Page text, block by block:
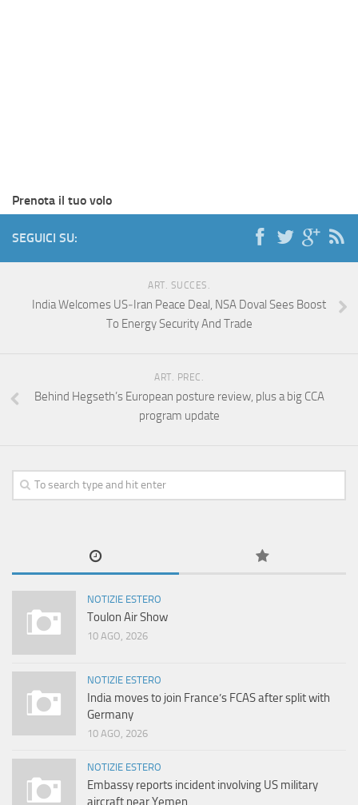
Prenota il tuo volo
SEGUICI SU:
ART. SUCCES.
India Welcomes US‑Iran Peace Deal, NSA Doval Sees Boost
To Energy Security And Trade
ART. PREC.
Behind Hegseth’s European posture review, plus a big CCA
program update
NOTIZIE ESTERO
Toulon Air Show
10 AGO, 2026
NOTIZIE ESTERO
India moves to join France’s FCAS after split with
Germany
10 AGO, 2026
NOTIZIE ESTERO
Embassy reports incident involving US military
aircraft near Yemen